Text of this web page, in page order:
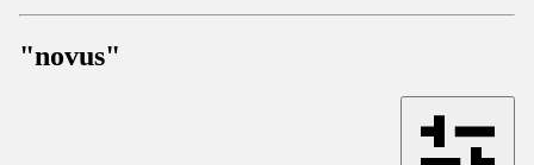
"novus"